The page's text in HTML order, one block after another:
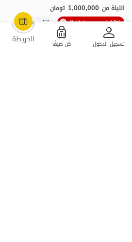
الخريطة تسجيل الدخول كن ضيفًا
OpenStreetMap
الليلة من 1,000,000 تومان
10٪ خصم من ليلة 3
50+ حجز ناجح
ممتازة